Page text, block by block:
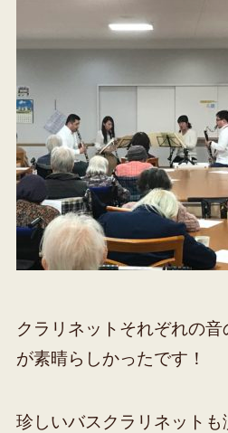
クラリネットそれぞれの
が素晴らしかったです！
珍しいバスクラリネット